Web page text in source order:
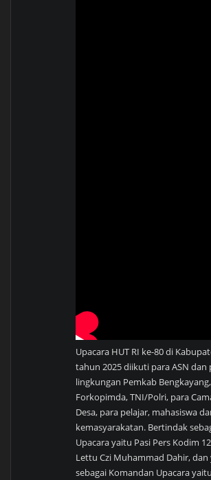
Upacara HUT RI ke-80 di
tahun 2025 diikuti para ASN dan
lingkungan Pemkab
Forkopimda, TNI/Polri, para
Desa, para pelajar, mahasiswa
kemasyarakatan. Bertindak
Upacara yaitu Pasi Pers Kodim
Lettu Czi Muhammad Dahir,
sebagai Komandan Upacara